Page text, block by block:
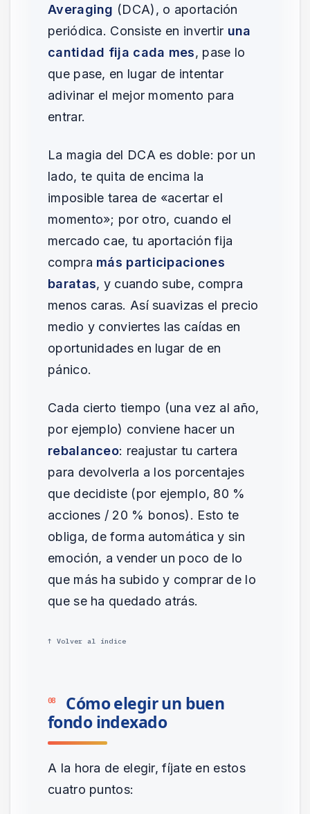
Averaging (DCA), o aportación
periódica. Consiste en invertir una
cantidad fija cada mes, pase lo
que pase, en lugar de intentar
adivinar el mejor momento para
entrar.
La magia del DCA es doble: por un
lado, te quita de encima la
imposible tarea de «acertar el
momento»; por otro, cuando el
mercado cae, tu aportación fija
compra más participaciones
baratas, y cuando sube, compra
menos caras. Así suavizas el precio
medio y conviertes las caídas en
oportunidades en lugar de en
pánico.
Cada cierto tiempo (una vez al año,
por ejemplo) conviene hacer un
rebalanceo: reajustar tu cartera
para devolverla a los porcentajes
que decidiste (por ejemplo, 80 %
acciones / 20 % bonos). Esto te
obliga, de forma automática y sin
emoción, a vender un poco de lo
que más ha subido y comprar de lo
que se ha quedado atrás.
↑ Volver al índice
08
Cómo elegir un buen
fondo indexado
A la hora de elegir, fíjate en estos
cuatro puntos: